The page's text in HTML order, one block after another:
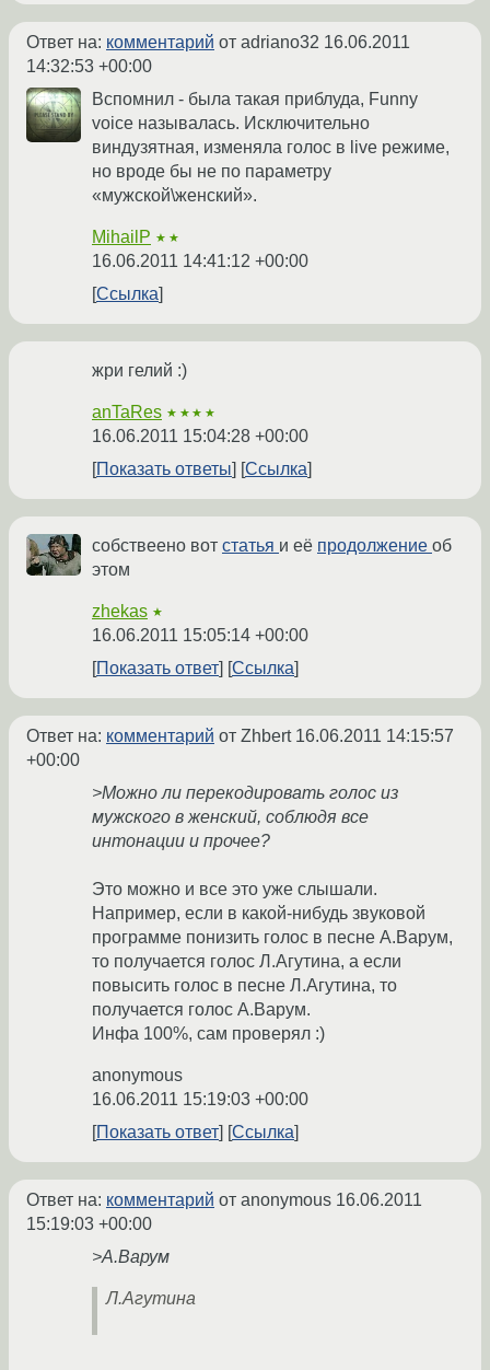
Ответ на: комментарий от adriano32 16.06.2011
14:32:53 +00:00
Вспомнил - была такая приблуда, Funny
voice называлась. Исключительно
виндузятная, изменяла голос в live режиме,
но вроде бы не по параметру
«мужской\женский».
MihailP ★★
16.06.2011 14:41:12 +00:00
Ссылка
жри гелий :)
anTaRes ★★★★
16.06.2011 15:04:28 +00:00
Показать ответы
Ссылка
собствеено вот статья и её продолжение об
этом
zhekas ★
16.06.2011 15:05:14 +00:00
Показать ответ
Ссылка
Ответ на: комментарий от Zhbert 16.06.2011 14:15:57
+00:00
>Можно ли перекодировать голос из
мужского в женский, соблюдя все
интонации и прочее?
Это можно и все это уже слышали.
Например, если в какой-нибудь звуковой
программе понизить голос в песне А.Варум,
то получается голос Л.Агутина, а если
повысить голос в песне Л.Агутина, то
получается голос А.Варум.
Инфа 100%, сам проверял :)
anonymous
16.06.2011 15:19:03 +00:00
Показать ответ
Ссылка
Ответ на: комментарий от anonymous 16.06.2011
15:19:03 +00:00
>А.Варум
Л.Агутина